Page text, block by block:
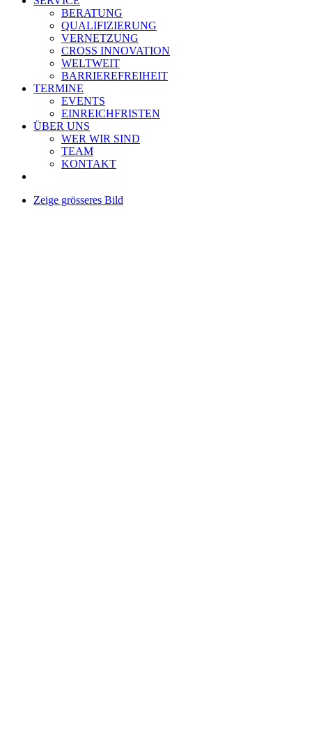
BERATUNG
QUALIFIZIERUNG
VERNETZUNG
CROSS INNOVATION
WELTWEIT
BARRIEREFREIHEIT
TERMINE
EVENTS
EINREICHFRISTEN
ÜBER UNS
WER WIR SIND
TEAM
KONTAKT
Zeige grösseres Bild